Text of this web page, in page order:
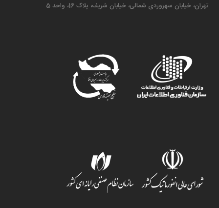
تهران، خیابان سهروردی شمالی، خیابان شریف، پلاک 16، واحد 5